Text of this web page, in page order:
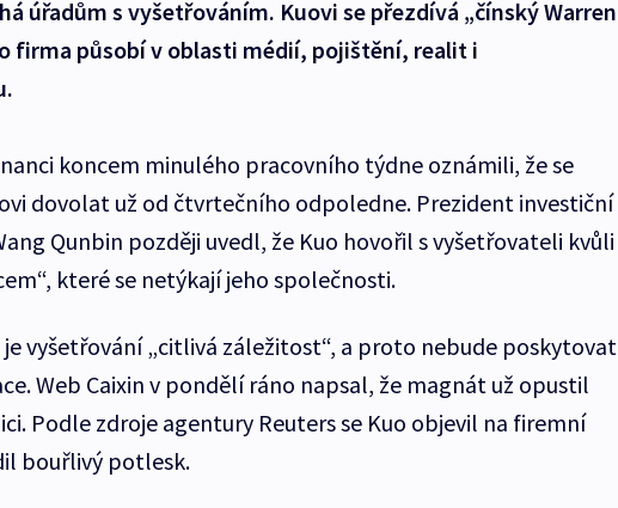
úřadům s vyšetřováním. Kuovi se přezdívá „čínský Warren
firma působí v oblasti médií, pojištění, realit i
koncem minulého pracovního týdne oznámili, že se
dovolat už od čtvrtečního odpoledne. Prezident investiční
Qunbin později uvedl, že Kuo hovořil s vyšetřovateli kvůli
které se netýkají jeho společnosti.
je vyšetřování „citlivá záležitost“, a proto nebude poskytovat
Web Caixin v pondělí ráno napsal, že magnát už opustil
Podle zdroje agentury Reuters se Kuo objevil na firemní
bouřlivý potlesk.